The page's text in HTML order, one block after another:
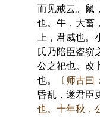
而见戒云。鼠
也。牛，大畜
上，君威也
氏乃陪臣盗窃
公之祀也。改
也。
〔师古曰
昏乱，遂君臣
也。十年秋，